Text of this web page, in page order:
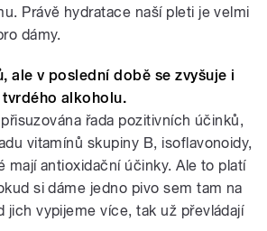
Právě hydratace naší pleti je velmi
dámy.
ale v poslední době se zvyšuje i
tvrdého alkoholu.
řada pozitivních účinků,
vitamínů skupiny B, isoflavonoidy,
mají antioxidační účinky. Ale to platí
si dáme jedno pivo sem tam na
jich vypijeme více, tak už převládají